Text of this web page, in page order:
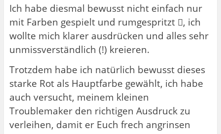
Ich habe diesmal bewusst nicht einfach nur
mit Farben gespielt und rumgespritzt 🫟, ich
wollte mich klarer ausdrücken und alles sehr
unmissverständlich (!) kreieren.
Trotzdem habe ich natürlich bewusst dieses
starke Rot als Hauptfarbe gewählt, ich habe
auch versucht, meinem kleinen
Troublemaker den richtigen Ausdruck zu
verleihen, damit er Euch frech angrinsen